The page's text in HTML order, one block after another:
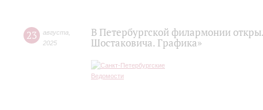
23 августа
2025
В Петербургской филармонии
Шостаковича. Графика»